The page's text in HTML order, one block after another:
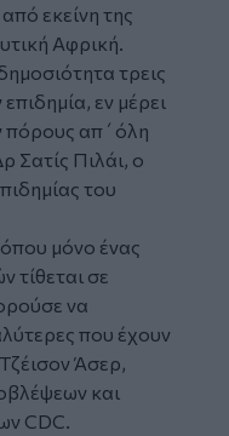
εκείνη της
Αφρική.
τρεις
εν μέρει
πόρους απ΄όλη
Σατίς Πιλάι, ο
του
μόνο ένας
τίθεται σε
να
που έχουν
Άσερ,
και
CDC.